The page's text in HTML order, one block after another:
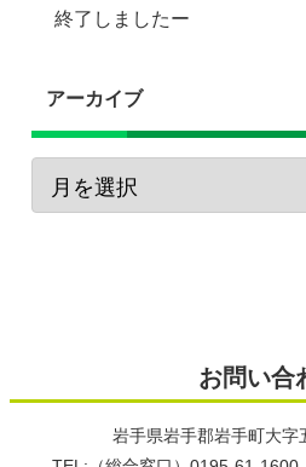
終了しましたー
アーカイブ
お問い合
岩手県岩手郡岩手町大